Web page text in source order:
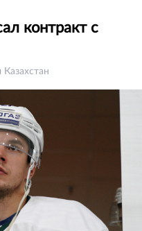
контракт с
Казахстан